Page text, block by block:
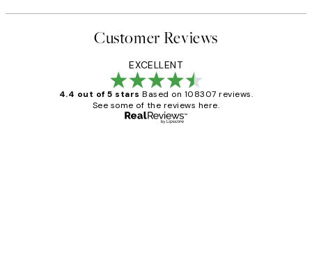
Customer Reviews
EXCELLENT
4.4 out of 5 stars Based on 108307 reviews.
See some of the reviews here.